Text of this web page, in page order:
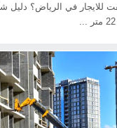
للايجار في الرياض؟ دليل